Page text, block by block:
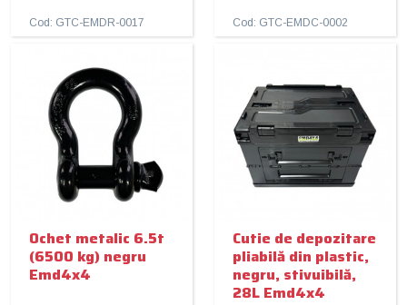
Cod: GTC-EMDR-0017 Cod: GTC-EMDC-0002
Ochet metalic 6.5t
(6500 kg) negru
Emd4x4
Cutie de depozitare
pliabilă din plastic,
negru, stivuibilă,
28L Emd4x4